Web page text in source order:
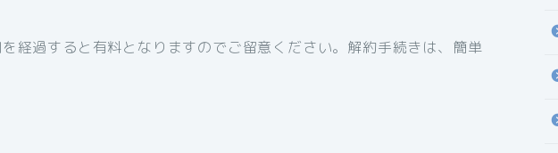
経過すると有料となりますのでご留意ください。解約手続きは、簡単